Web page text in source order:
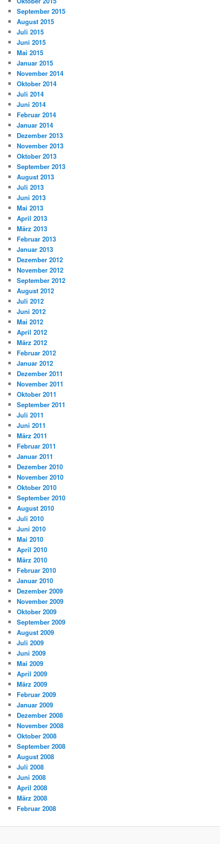
September 2015
August 2015
Juli 2015
Juni 2015
Mai 2015
Januar 2015
November 2014
Oktober 2014
Juli 2014
Juni 2014
Februar 2014
Januar 2014
Dezember 2013
November 2013
Oktober 2013
September 2013
August 2013
Juli 2013
Juni 2013
Mai 2013
April 2013
März 2013
Februar 2013
Januar 2013
Dezember 2012
November 2012
September 2012
August 2012
Juli 2012
Juni 2012
Mai 2012
April 2012
März 2012
Februar 2012
Januar 2012
Dezember 2011
November 2011
Oktober 2011
September 2011
Juli 2011
Juni 2011
März 2011
Februar 2011
Januar 2011
Dezember 2010
November 2010
Oktober 2010
September 2010
August 2010
Juli 2010
Juni 2010
Mai 2010
April 2010
März 2010
Februar 2010
Januar 2010
Dezember 2009
November 2009
Oktober 2009
September 2009
August 2009
Juli 2009
Juni 2009
Mai 2009
April 2009
März 2009
Februar 2009
Januar 2009
Dezember 2008
November 2008
Oktober 2008
September 2008
August 2008
Juli 2008
Juni 2008
April 2008
März 2008
Februar 2008